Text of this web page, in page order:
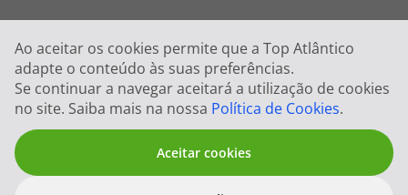
Ao aceitar os cookies permite que a Top Atlântico
adapte o conteúdo às suas preferências.
Se continuar a navegar aceitará a utilização de cookies
no site. Saiba mais na nossa Política de Cookies.
Aceitar cookies
2026 © Todos os direitos reservados:Top Atlântico, Viagens e Turismo